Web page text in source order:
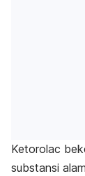
Ketorolac
substansi